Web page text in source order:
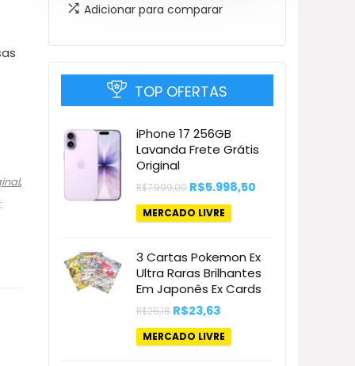
,
Adicionar para comparar
TOP OFERTAS
iPhone 17 256GB
Lavanda Frete Grátis
Original
R$7.999,00 O
original
era:
R$5.998,50
MERCADO LIVRE
3 Cartas Pokemon Ex
Ultra Raras Brilhantes
Em Japonês Ex Cards
R$25,18 O
preço
original
era:
R$23,63O
atual
é:
MERCADO LIVRE